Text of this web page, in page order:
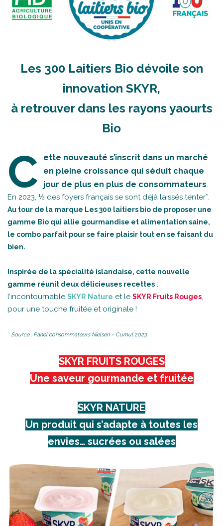
Les 300 Laitiers Bio dévoile son
innovation SKYR,
à retrouver dans les rayons yaourts
Bio
C
ette nouveauté s’inscrit dans un marché
en pleine croissance qui séduit chaque
jour de plus en plus de consommateurs.
En 2023, ⅓ des foyers français se sont déjà laissés tenter*.
Au tour de la marque Les 300 laitiers bio de proposer une
gamme Bio qui allie gourmandise et alimentation saine,
le combo parfait pour se faire plaisir tout en se faisant du
bien.
Inspirée de la spécialité islandaise, cette nouvelle
gamme réunit deux délicieuses recettes :
l’incontournable SKYR Nature et le SKYR Fruits Rouges,
pour une touche fruitée et originale !
* Source : Panel consommateurs Nielsen – Cumul 2023
SKYR FRUITS ROUGES
Une saveur gourmande et fruitée
SKYR NATURE
Un produit qui s’adapte à toutes les
envies… sucrées ou salées